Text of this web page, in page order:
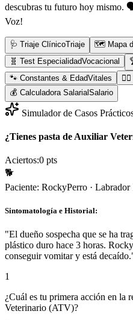
descubras tu futuro hoy mismo.
Voz!
🩺 Triaje ClínicoTriaje 🗺️ Mapa
🧬 Test EspecialidadVocacional
🐾 Constantes & EdadVitales
💰 Calculadora SalarialSalario
Simulador de Casos
¿Tienes pasta de Auxiliar
Aciertos:0 pts
🐕
Paciente: RockyPerro · Labrador
Sintomatología e Historial:
"El dueño sospecha que se ha
plástico duro hace 3 horas.
conseguir vomitar y está decaído.
1
¿Cuál es tu primera acción en la
Veterinario (ATV)?